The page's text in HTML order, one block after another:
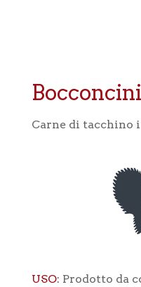
Carne di tacchino
USO: Prodotto da